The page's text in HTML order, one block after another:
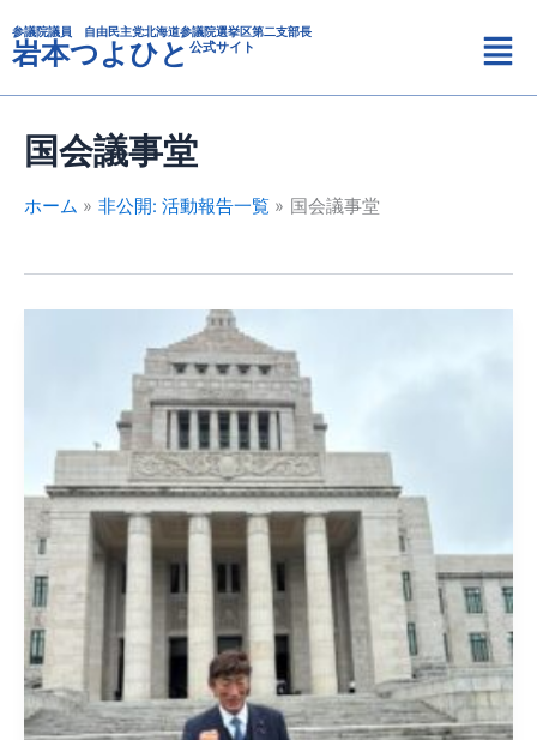
容
を
ス
参議院議員 自由民主党北海道参議院選挙区第二支部長
岩本つよひと 公式サイト
メ
ニ
ュ
国会議事堂
ホーム 非公開: 活動報告一覧 国会議事堂
催
テ
ゴ